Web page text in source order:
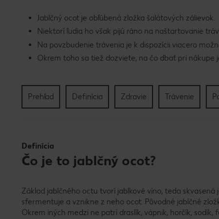
Jablčný ocot je obľúbená zložka šalátových zálievok.
Niektorí ľudia ho však pijú ráno na naštartovanie
Na povzbudenie trávenia je k dispozícii viacero
Okrem toho sa tiež dozviete, na čo dbať pri nákupe
Prehľad Definícia Zdravie Trávenie
Definícia
Čo je to jablčný ocot?
Základ jablčného octu tvorí jablkové víno, teda
sfermentuje a vznikne z neho ocot. Pôvodné jablčné
Okrem iných medzi ne patrí draslík, vápnik, horčík,